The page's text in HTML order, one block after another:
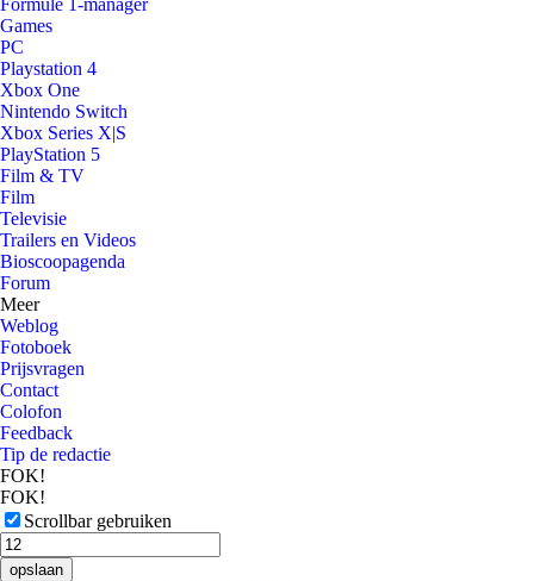
Formule 1-manager
Games
PC
Playstation 4
Xbox One
Nintendo Switch
Xbox Series X|S
PlayStation 5
Film & TV
Film
Televisie
Trailers en Videos
Bioscoopagenda
Forum
Meer
Weblog
Fotoboek
Prijsvragen
Contact
Colofon
Feedback
Tip de redactie
FOK!
FOK!
Scrollbar gebruiken
opslaan